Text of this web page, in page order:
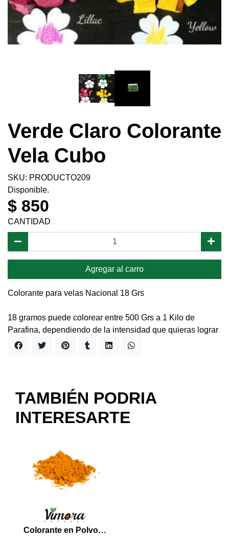
Verde Claro Colorante
Vela Cubo
SKU: PRODUCTO209
Disponible.
$ 850
CANTIDAD
Agregar al carro
Colorante para velas Nacional 18 Grs
18 gramos puede colorear entre 500 Grs a 1 Kilo de
Parafina, dependiendo de la intensidad que quieras lograr
TAMBIÉN PODRIA
INTERESARTE
Colorante en Polvo Amarillo 2 Grs